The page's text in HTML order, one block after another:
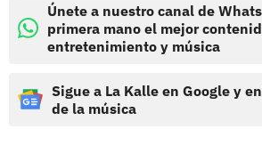
Únete a nuestro canal de
primera mano el mejor
entretenimiento y música
Sigue a La Kalle en Google y
de la música